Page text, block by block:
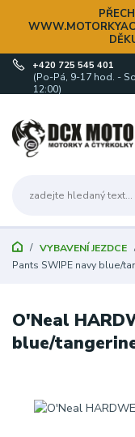
+420 725 545 401
(Po-Pá, 9-17 hod. -
12:00)
VYBAVENÍ JEZDCE
Pants SWIPE navy blue/
O'Neal
blue/